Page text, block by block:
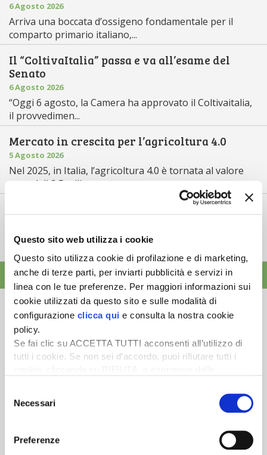
Questo sito web utilizza i cookie
Questo sito utilizza cookie di profilazione e di marketing,
anche di terze parti, per inviarti pubblicità e servizi in
linea con le tue preferenze. Per maggiori informazioni sui
cookie utilizzati da questo sito e sulle modalità di
configurazione clicca qui e consulta la nostra cookie
policy.
Se fai clic su ACCETTA TUTTI acconsenti all’utilizzo di
tutti i cookie. Se non sei d’accordo, puoi rifiutare tutti i
desideri accettare e cliccando ACCETTA SELEZIONATI.
delNecessari
Preferenze
6 Agosto 2026
Arriva una boccata d’ossigeno fondamentale per il
comparto primario italiano,...
Il “ColtivaItalia” passa e va all’esame del
Senato
6 Agosto 2026
“Oggi 6 agosto, la Camera ha approvato il Coltivaitalia,
il provvedimen...
Mercato in crescita per l’agricoltura 4.0
5 Agosto 2026
Nel 2025, in Italia, l’agricoltura 4.0 è tornata al valore
record di 2,5 mili...
Saldi Pac: ogni anno entro fine gennaio
L’erogazione dei pagamenti della Pac in base a una
tempistica predefinita e r...
ALTRE NEWS
Newsletter